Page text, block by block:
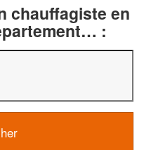
chauffagiste en
: